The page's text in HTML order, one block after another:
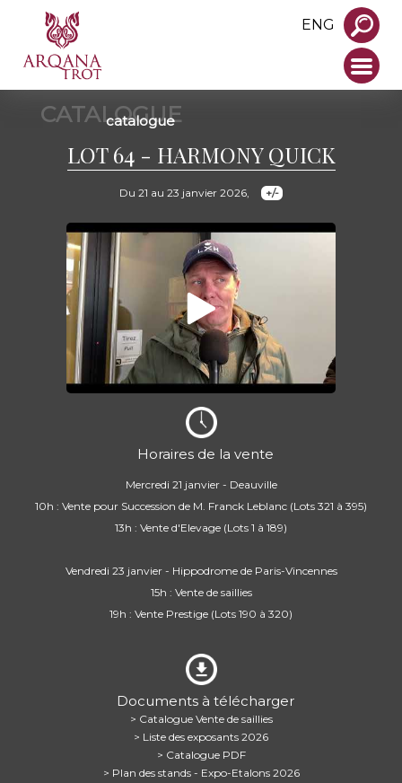
ENG
CATALOGUE
catalogue
LOT 64 - HARMONY QUICK
Du 21 au 23 janvier 2026,
Horaires de la vente
Mercredi 21 janvier - Deauville
10h : Vente pour Succession de M. Franck Leblanc (Lots 321 à 395)
13h : Vente d'Elevage (Lots 1 à 189)
Vendredi 23 janvier - Hippodrome de Paris-Vincennes
15h : Vente de saillies
19h : Vente Prestige (Lots 190 à 320)
Documents à télécharger
> Catalogue Vente de saillies
> Liste des exposants 2026
> Catalogue PDF
> Plan des stands - Expo-Etalons 2026